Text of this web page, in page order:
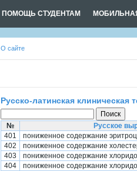
ПОМОЩЬ СТУДЕНТАМ
О сайте
Русско-латинская клиническая
Поиск
№
Русское
401
пониженное содержание
402
пониженное содержание
403
пониженное содержание
404
пониженное содержание